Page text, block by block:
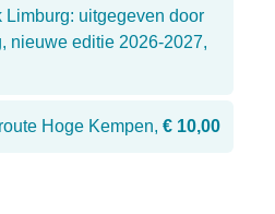
Limburg: uitgegeven door
nieuwe editie 2026-2027,
Hoge Kempen, € 10,00